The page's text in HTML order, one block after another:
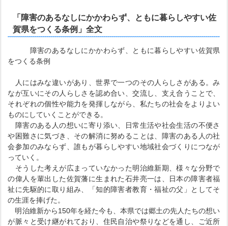
「障害のあるなしにかかわらず、ともに暮らしやすい佐
賀県をつくる条例」全文
障害のあるなしにかかわらず、ともに暮らしやすい佐賀県
をつくる条例
人にはみな違いがあり、世界で一つのその人らしさがある。み
なが互いにその人らしさを認め合い、交流し、支え合うことで、
それぞれの個性や能力を発揮しながら、私たちの社会をよりよい
ものにしていくことができる。
障害のある人の想いに寄り添い、日常生活や社会生活の不便さ
や困難さに気づき、その解消に努めることは、障害のある人の社
会参加のみならず、誰もが暮らしやすい地域社会づくりにつなが
っていく。
そうした考えが広まっていなかった明治維新期、様々な分野で
の偉人を輩出した佐賀藩に生まれた石井亮一は、日本の障害者福
祉に先駆的に取り組み、「知的障害者教育・福祉の父」としてそ
の生涯を捧げた。
明治維新から150年を経た今も、本県では郷土の先人たちの想い
が脈々と受け継がれており、住民自治や祭りなどを通し、ご近所